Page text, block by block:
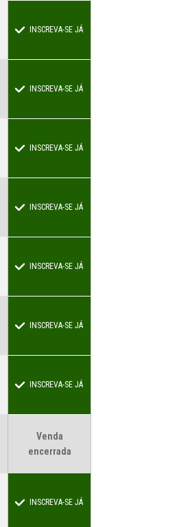
INSCREVA-SE JÁ
INSCREVA-SE JÁ
INSCREVA-SE JÁ
INSCREVA-SE JÁ
INSCREVA-SE JÁ
INSCREVA-SE JÁ
INSCREVA-SE JÁ
Venda
encerrada
INSCREVA-SE JÁ